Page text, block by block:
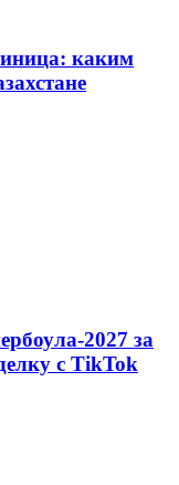
каким
2027 за
с TikTok